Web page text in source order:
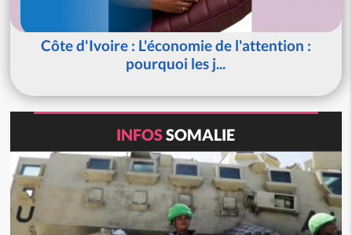
Côte d'Ivoire : L'économie de l'attention :
pourquoi les j...
INFOSSOMALIE